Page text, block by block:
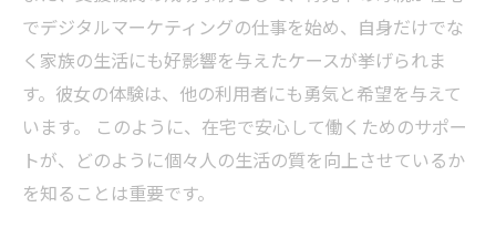
でデジタルマーケティングの仕事を始め、自身だけでな
く家族の生活にも好影響を与えたケースが挙げられま
す。彼女の体験は、他の利用者にも勇気と希望を与えて
います。 このように、在宅で安心して働くためのサポー
トが、どのように個々人の生活の質を向上させているか
を知ることは重要です。